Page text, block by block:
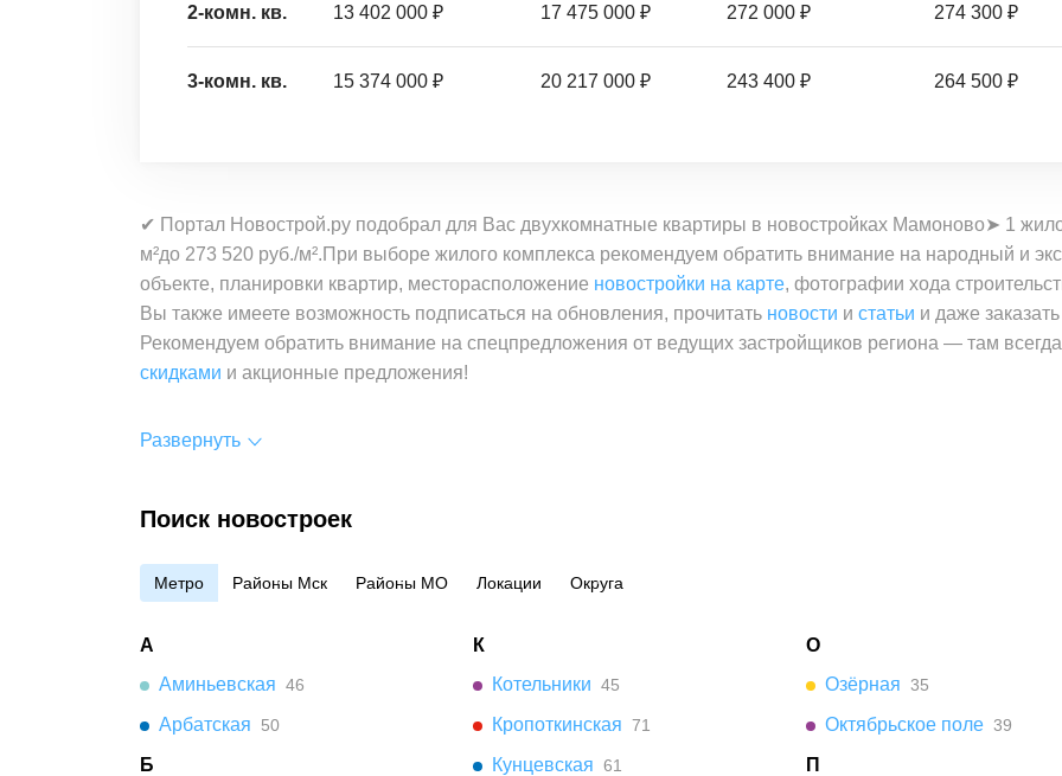
2-комн. кв. 13 402 000 ₽ 17 475 000 ₽ 272 000 ₽ 274 300 ₽
3-комн. кв. 15 374 000 ₽ 20 217 000 ₽ 243 400 ₽ 264 500 ₽
✔ Портал Новострой.ру подобрал для Вас двухкомнатные квартиры в новостройках Мамоново➤ 1
м²до 273 520 руб./м².При выборе жилого комплекса рекомендуем обратить внимание на народный и
объекте, планировки квартир, месторасположение новостройки на карте, фотографии хода
Вы также имеете возможность подписаться на обновления, прочитать новости и статьи и даже
Рекомендуем обратить внимание на спецпредложения от ведущих застройщиков региона — там
скидками и акционные предложения!
Развернуть
Поиск новостроек
Метро Районы Мск Районы МО Локации Округа
А
Аминьевская 46
Арбатская 50
Б
К
Котельники 45
Кропоткинская 71
Кунцевская 61
О
Озёрная 35
Октябрьское поле 39
П